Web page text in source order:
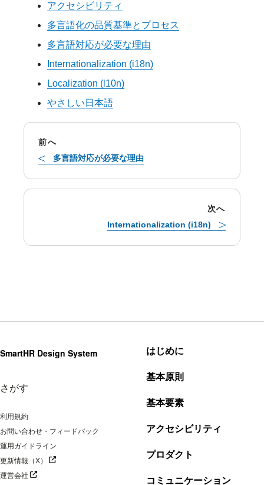
アクセシビリティ
多言語化の品質基準とプロセス
多言語対応が必要な理由
Internationalization (i18n)
Localization (l10n)
やさしい日本語
前へ
多言語対応が必要な理由
次へ
Internationalization (i18n)
SmartHR Design System
さがす
利用規約
お問い合わせ・フィードバック
運用ガイドライン
更新情報（X）
別タブで開く
運営会社
別タブで開く
はじめに
基本原則
基本要素
アクセシビリティ
プロダクト
コミュニケーション